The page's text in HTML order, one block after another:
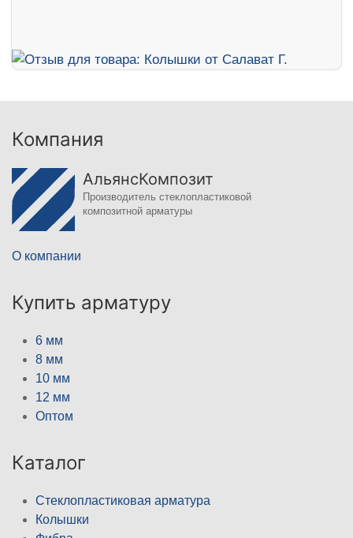
Компания
АльянсКомпозит
Производитель стеклопластиковой
композитной арматуры
О компании
Купить арматуру
6 мм
8 мм
10 мм
12 мм
Оптом
Каталог
Стеклопластиковая арматура
Колышки